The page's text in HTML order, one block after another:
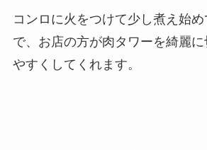
コンロに火をつけて少し煮え始
で、お店の方が肉タワーを綺麗
やすくしてくれます。